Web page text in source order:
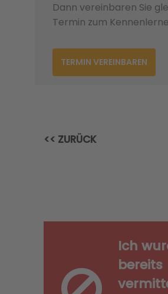
Dann vereinbaren Sie
Termin zum
TERMIN VEREINBAREN
<< ZURÜCK
Ich
bereits